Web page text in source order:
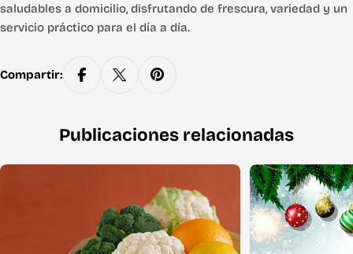
saludables a domicilio, disfrutando de frescura, variedad y un
servicio práctico para el día a día.
Compartir:
Publicaciones relacionadas